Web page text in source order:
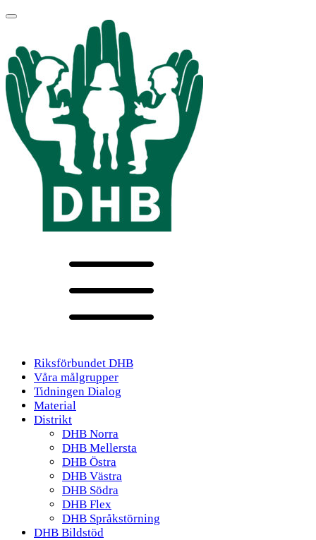
Riksförbundet DHB
Våra målgrupper
Tidningen Dialog
Material
Distrikt
DHB Norra
DHB Mellersta
DHB Östra
DHB Västra
DHB Södra
DHB Flex
DHB Språkstörning
DHB Bildstöd